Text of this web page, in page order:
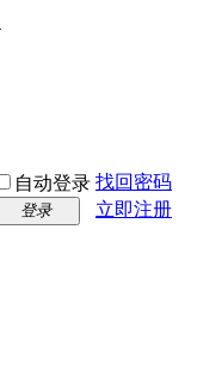
自动登录 找回密码
登录 立即注册